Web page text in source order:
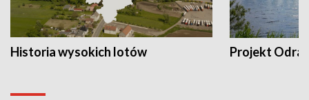
Historia wysokich lotów Projekt Odra